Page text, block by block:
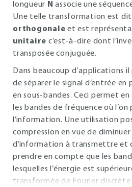
longueur N associe une
Une telle transformation est
orthogonale et est
unitaire c’est-à-dire dont
transposée conjuguée.
Dans beaucoup d’applications
de séparer le signal d’entrée en
en sous-bandes. Ceci permet
les bandes de fréquence où
l’information. Une utilisation
compression en vue de
d’information à transmettre et
prendre en compte que les
lesquelles l’énergie est
transformée de Fourier discrète